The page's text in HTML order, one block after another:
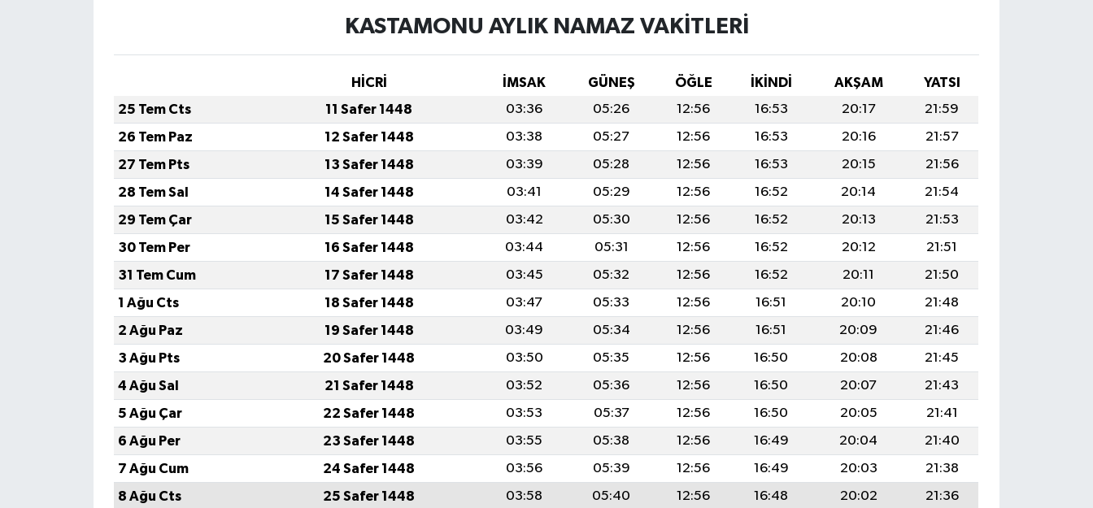
KASTAMONU AYLIK NAMAZ VAKITLERI
HİCRİ İMSAK GÜNEŞ ÖĞLE İKINDI AKŞAM
YATSI
25 Tem Cts
11 Safer 1448 03:36 05:26 12:56 16:53 20:17
21:59
26 Tem Paz
12 Safer 1448 03:38 05:27 12:56 16:53 20:16
21:57
27 Tem Pts
13 Safer 1448 03:39 05:28 12:56 16:53 20:15
21:56
28 Tem Sal
14 Safer 1448 03:41 05:29 12:56 16:52 20:14
21:54
29 Tem Çar
15 Safer 1448 03:42 05:30 12:56 16:52 20:13
21:53
30 Tem Per
16 Safer 1448 03:44 05:31 12:56 16:52 20:12
21:51
31 Tem Cum
17 Safer 1448 03:45 05:32 12:56 16:52 20:11
21:50
1 Ağu Cts
18 Safer 1448 03:47 05:33 12:56 16:51 20:10
21:48
2 Ağu Paz
19 Safer 1448 03:49 05:34 12:56 16:51 20:09
21:46
3 Ağu Pts
20 Safer 1448 03:50 05:35 12:56 16:50 20:08
21:45
4 Ağu Sal
21 Safer 1448 03:52 05:36 12:56 16:50 20:07
21:43
5 Ağu Çar
22 Safer 1448 03:53 05:37 12:56 16:50 20:05
21:41
6 Ağu Per
23 Safer 1448 03:55 05:38 12:56 16:49 20:04
21:40
7 Ağu Cum
24 Safer 1448 03:56 05:39 12:56 16:49 20:03
21:38
8 Ağu Cts
25 Safer 1448 03:58 05:40 12:56 16:48 20:02
21:36